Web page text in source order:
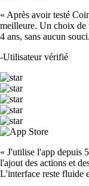
« Après avoir testé
meilleure. Un choix de
4 ans, sans aucun
-Utilisateur vérifié
« J'utilise l'app depuis
l'ajout des actions et
L'interface reste fluide